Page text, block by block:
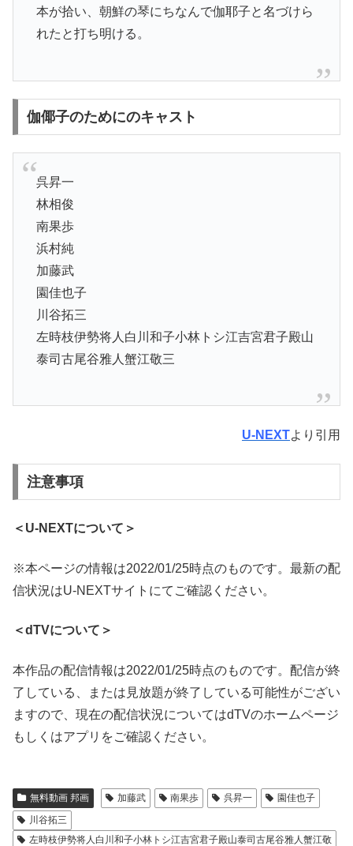
本が拾い、朝鮮の琴にちなんで伽耶子と名づけら
れたと打ち明ける。
伽倻子のためにのキャスト
呉昇一
林相俊
南果歩
浜村純
加藤武
園佳也子
川谷拓三
左時枝伊勢将人白川和子小林トシ江吉宮君子殿山
泰司古尾谷雅人蟹江敬三
U-NEXTより引用
注意事項
＜U-NEXTについて＞
※本ページの情報は2022/01/25時点のものです。最新の配
信状況はU-NEXTサイトにてご確認ください。
＜dTVについて＞
本作品の配信情報は2022/01/25時点のものです。配信が終
了している、または見放題が終了している可能性がござい
ますので、現在の配信状況についてはdTVのホームページ
もしくはアプリをご確認ください。
無料動画 邦画 加藤武 南果歩 呉昇一
園佳也子
川谷拓三
左時枝伊勢将人白川和子小林トシ江吉宮君子殿山泰司古尾谷雅人蟹江敬